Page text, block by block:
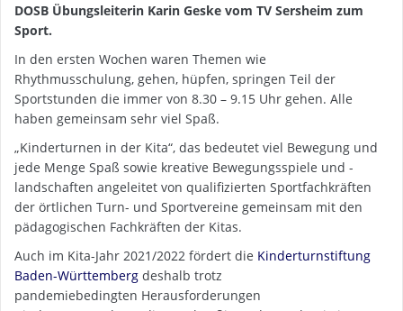
DOSB Übungsleiterin Karin Geske vom TV Sersheim zum
Sport.
In den ersten Wochen waren Themen wie
Rhythmusschulung, gehen, hüpfen, springen Teil der
Sportstunden die immer von 8.30 – 9.15 Uhr gehen. Alle
haben gemeinsam sehr viel Spaß.
„Kinderturnen in der Kita“, das bedeutet viel Bewegung und
jede Menge Spaß sowie kreative Bewegungsspiele und -
landschaften angeleitet von qualifizierten Sportfachkräften
der örtlichen Turn- und Sportvereine gemeinsam mit den
pädagogischen Fachkräften der Kitas.
Auch im Kita-Jahr 2021/2022 fördert die Kinderturnstiftung
Baden-Württemberg deshalb trotz
pandemiebedingten Herausforderungen